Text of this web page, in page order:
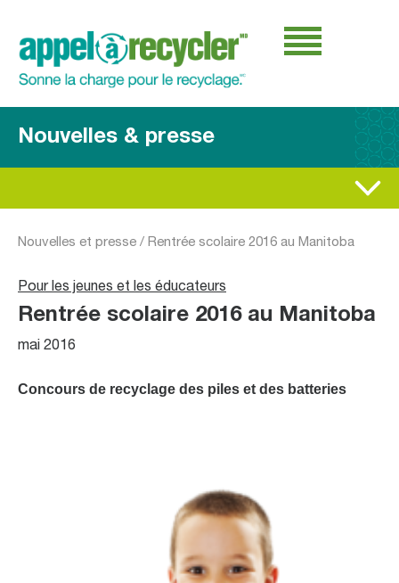
Nouvelles & presse
Nouvelles et presse / Rentrée scolaire 2016 au Manitoba
Pour les jeunes et les éducateurs
Rentrée scolaire 2016 au Manitoba
mai 2016
Concours de recyclage des piles et des batteries